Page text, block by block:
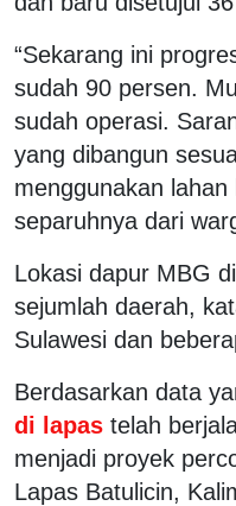
“Sekarang ini
sudah 90 persen.
sudah operasi.
yang dibangun
menggunakan
separuhnya dari
Lokasi dapur MBG
sejumlah daerah,
Sulawesi dan
Berdasarkan data
di lapas telah
menjadi proyek
Lapas Batulicin,